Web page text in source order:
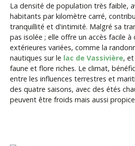
La densité de population très faible,
habitants par kilomètre carré,
tranquillité et d'intimité. Malgré sa
pas isolée ; elle offre un accès facile à
extérieures variées, comme la
nautiques sur le lac de Vassivière,
faune et flore riches. Le climat,
entre les influences terrestres et
des quatre saisons, avec des étés
peuvent être froids mais aussi